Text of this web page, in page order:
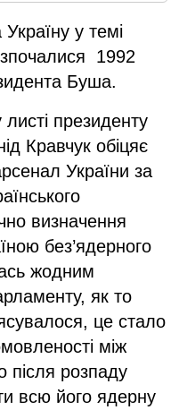
у темі
1992
Буша.
президенту
Кравчук обіцяє
України за
визначення
без’ядерного
жодним
як то
це стало
між
розпаду
всю його ядерну